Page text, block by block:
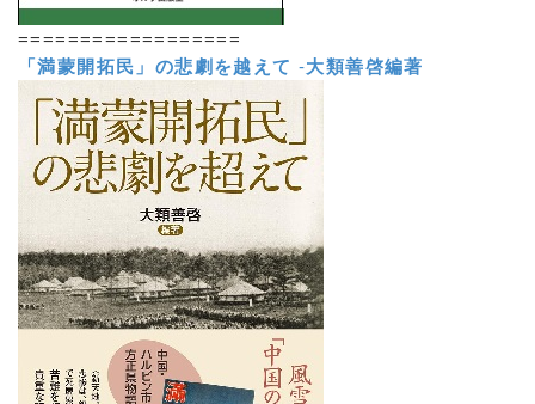
==================
「満蒙開拓民」の悲劇を越えて -大類善啓編著